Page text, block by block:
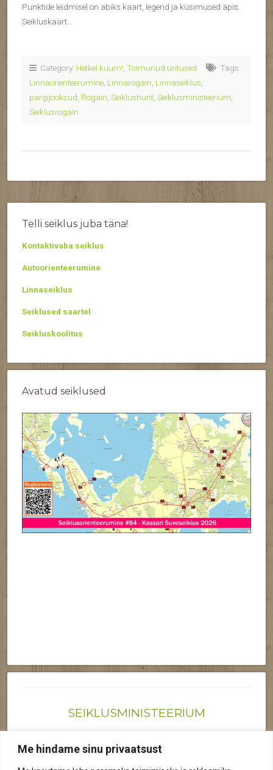
Me hindame sinu privaatsust
Punktide leidmisel on abiks kaart, legend ja küsimused äpis.
Seikluskaart…
Category: Hetkel kuum! Toimunud üritused
Tags:
Linnaorienteerumine Linnarogain Linnaseiklus
pargijooksud Rogain Seiklushunt Seiklusministeerium
Seiklusrogain
Telli seiklus juba täna!
Kontaktivaba seiklus
Autoorienteerumine
Linnaseiklus
Seiklused saartel
Seikluskoolitus
Avatud seiklused
SEIKLUSMINISTEERIUM
Reg nr: 12041719